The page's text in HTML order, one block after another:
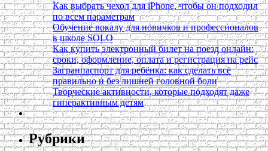
Как выбрать чехол для iPhone, чтобы он подходил
по всем параметрам
Обучение вокалу для новичков и профессионалов
в школе SOLO
Как купить электронный билет на поезд онлайн:
сроки, оформление, оплата и регистрация на рейс
Загранпаспорт для ребёнка: как сделать всё
правильно и без лишней головной боли
Творческие активности, которые подходят даже
гиперактивным детям
Рубрики